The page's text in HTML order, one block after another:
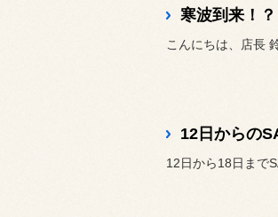
寒波到来！？
こんにちは、店長
12日からの
12日から18日まで